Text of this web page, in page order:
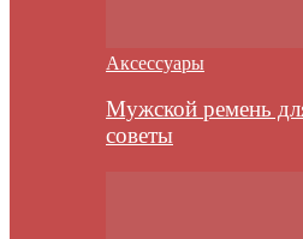
Аксессуары
Мужской ремень
советы